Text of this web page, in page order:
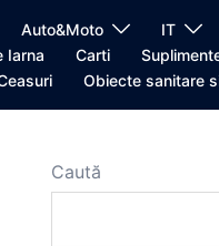
Auto&Moto IT
Iarna Carti
Obiecte sanitare
Caută